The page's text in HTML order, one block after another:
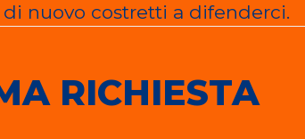
nuovo costretti a difenderci.
RICHIESTA